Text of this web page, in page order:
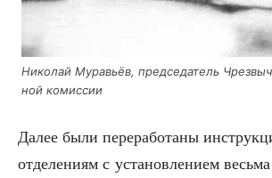
Нико­лай Мура­вьёв, пред­се­да­тель
ной комиссии
Далее были пере­ра­бо­та­ны
отде­ле­ни­ям с уста­нов­ле­ни­ем